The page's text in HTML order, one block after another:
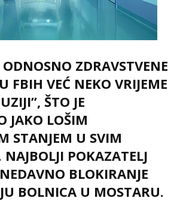
ZDRAVSTVENE
FBIH VEĆ NEKO VRIJEME
ŠTO JE
JAKO LOŠIM
STANJEM U SVIM
POKAZATELJ
BLOKIRANJE
BOLNICA U MOSTARU.